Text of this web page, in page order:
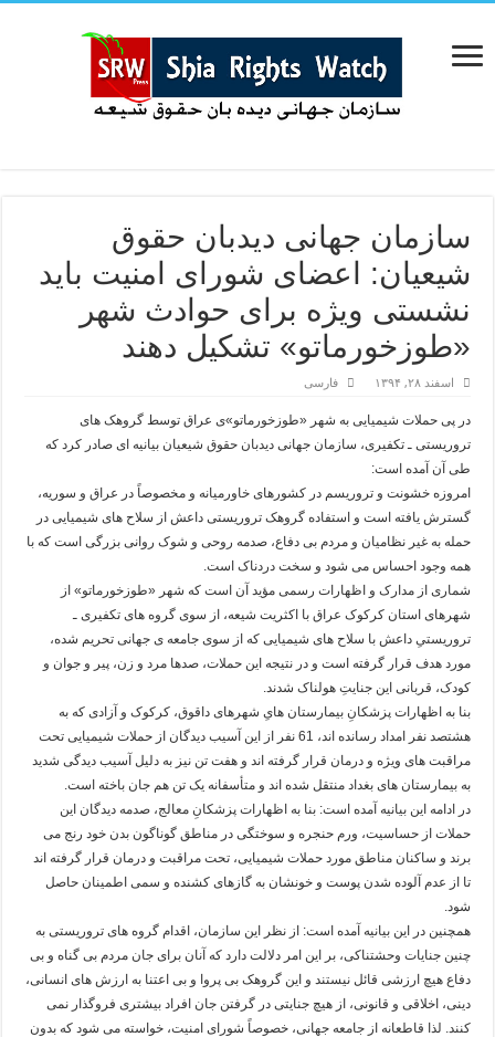
سازمان جهانی دیدبان حقوق
شیعیان: اعضای شورای امنیت باید
نشستی ویژه برای حوادث شهر
«طوزخورماتو» تشکیل دهند
اسفند ۲۸, ۱۳۹۴ فارسی
در پی حملات شیمیایی به شهر «طوزخورماتو»ی عراق توسط گروهک های
تروریستی ـ تکفیری، سازمان جهانی دیدبان حقوق شیعیان بیانیه ای صادر کرد که
طی آن آمده است:
امروزه خشونت و تروریسم در کشورهای خاورمیانه و مخصوصاً در عراق و سوریه،
گسترش یافته است و استفاده گروهک تروریستی داعش از سلاح های شیمیایی در
حمله به غیر نظامیان و مردم بی دفاع، صدمه روحی و شوک روانی بزرگی است که با
همه وجود احساس می شود و سخت دردناک است.
شماری از مدارک و اظهارات رسمی مؤید آن است که شهر «طوزخورماتو» از
شهرهای استان کرکوک عراق با اکثریت شیعه، از سوی گروه های تکفیری ـ
تروریستیِ داعش با سلاح های شیمیایی که از سوی جامعه ی جهانی تحریم شده،
مورد هدف قرار گرفته است و در نتیجه این حملات، صدها مرد و زن، پیر و جوان و
کودک، قربانی این جنایتِ هولناک شدند.
بنا به اظهارات پزشکانِ بیمارستان هایِ شهرهای داقوق، کرکوک و آزادی که به
هشتصد نفر امداد رسانده اند، 61 نفر از این آسیب دیدگان از حملات شیمیایی تحت
مراقبت های ویژه و درمان قرار گرفته اند و هفت تن نیز به دلیل آسیب دیدگی شدید
به بیمارستان های بغداد منتقل شده اند و متأسفانه یک تن هم جان باخته است.
در ادامه این بیانیه آمده است: بنا به اظهارات پزشکانِ معالج، صدمه دیدگان این
حملات از حساسیت، ورم حنجره و سوختگی در مناطق گوناگون بدن خود رنج می
برند و ساکنان مناطق مورد حملات شیمیایی، تحت مراقبت و درمان قرار گرفته اند
تا از عدم آلوده شدن پوست و خونشان به گازهای کشنده و سمی اطمینان حاصل
شود.
همچنین در این بیانیه آمده است: از نظر این سازمان، اقدام گروه های تروریستی به
چنین جنایات وحشتناکی، بر این امر دلالت دارد که آنان برای جان مردم بی گناه و بی
دفاع هیچ ارزشی قائل نیستند و این گروهک بی پروا و بی اعتنا به ارزش های انسانی،
دینی، اخلاقی و قانونی، از هیچ جنایتی در گرفتن جان افراد بیشتری فروگذار نمی
کنند. لذا قاطعانه از جامعه جهانی، خصوصاً شورای امنیت، خواسته می شود که بدون